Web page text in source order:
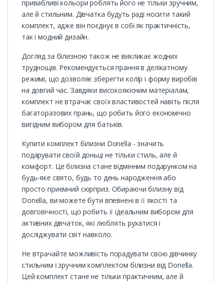
привабливі кольори роблять його не тільки зручним,
але й стильним. Дівчатка будуть раді носити такий
комплект, адже він поєднує в собі як практичність,
так і модний дизайн.
Догляд за білизною також не викликає жодних
труднощів. Рекомендується прання в делікатному
режимі, що дозволяє зберегти колір і форму виробів
на довгий час. Завдяки високоякісним матеріалам,
комплект не втрачає своїх властивостей навіть після
багаторазових прань, що робить його економічно
вигідним вибором для батьків.
Купити комплект білизни Donella - значить
подарувати своїй доньці не тільки стиль, але й
комфорт. Це білизна стане відмінним подарунком на
будь-яке свято, будь то день народження або
просто приємний сюрприз. Обираючи білизну від
Donella, ви можете бути впевнені в її якості та
довговічності, що робить її ідеальним вибором для
активних дівчаток, які люблять рухатися і
досліджувати світ навколо.
Не втрачайте можливість порадувати свою дівчинку
стильним і зручним комплектом білизни від Donella.
Цей комплект стане не тільки практичним, але й